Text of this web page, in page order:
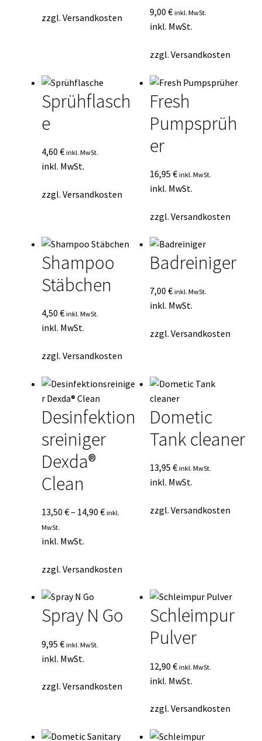
zzgl. Versandkosten 9,00€ inkl. MwSt.
inkl. MwSt.
zzgl.Versandkosten
Sprühflasch
e
4,60 € inkl. MwSt.
inkl. MwSt.
zzgl. Versandkosten
Fresh
Pumpsprüh
er
16,95€ inkl. MwSt.
inkl. MwSt.
zzgl.Versandkosten
Shampoo
Stäbchen
4,50 € inkl. MwSt.
inkl. MwSt.
zzgl. Versandkosten
Badreiniger
7,00€ inkl. MwSt.
inkl. MwSt.
zzgl.Versandkosten
Desinfektion
sreiniger
Dexda®
Clean
13,50 €– 14,90 € inkl.
MwSt.
inkl. MwSt.
zzgl. Versandkosten
Dometic
Tank cleaner
13,95€ inkl. MwSt.
inkl. MwSt.
zzgl.Versandkosten
Spray N Go
9,95 € inkl. MwSt.
inkl. MwSt.
zzgl. Versandkosten
Schleimpur
Pulver
12,90€ inkl. MwSt.
inkl. MwSt.
zzgl.Versandkosten